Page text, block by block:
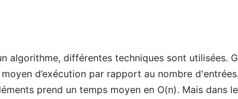
algorithme, différentes techniques sont utilisées.
d’exécution par rapport au nombre
prend un temps moyen en O(n). Mais dans